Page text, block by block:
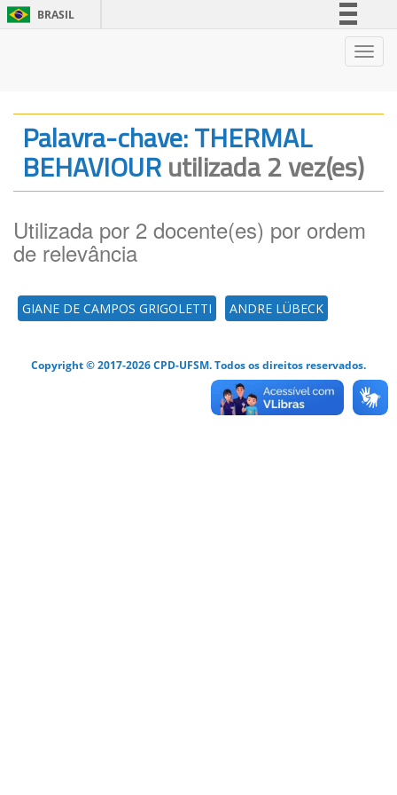
BRASIL
Legislação
Canais
Palavra-chave: THERMAL
BEHAVIOURutilizada 2 vez(es)
Utilizada por 2 docente(es) por ordem
de relevância
GIANE DE CAMPOS GRIGOLETTI ANDRE LÜBECK
Copyright © 2017-2026 CPD-UFSM. Todos os direitos reservados.